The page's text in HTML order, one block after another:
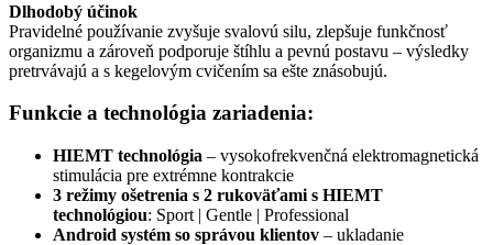
Dlhodobý účinok
Pravidelné používanie zvyšuje svalovú silu, zlepšuje funkčnosť
organizmu a zároveň podporuje štíhlu a pevnú postavu – výsledky
pretrvávajú a s kegelovým cvičením sa ešte znásobujú.
Funkcie a technológia zariadenia:
HIEMT technológia – vysokofrekvenčná elektromagnetická
stimulácia pre extrémne kontrakcie
3 režimy ošetrenia s 2 rukoväťami s HIEMT
technológiou: Sport | Gentle | Professional
Android systém so správou klientov – ukladanie